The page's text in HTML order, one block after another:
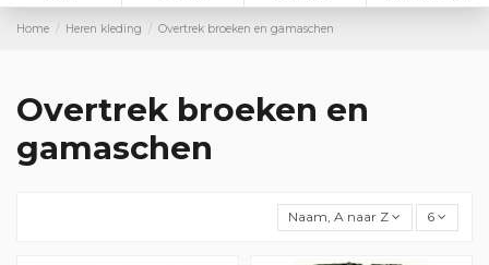
Home Heren kleding Overtrek broeken en gamaschen
Overtrek broeken en
gamaschen
Naam, A naar Z 6